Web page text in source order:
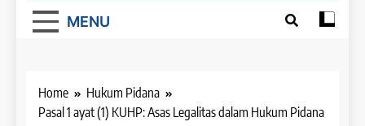
MENU
Home
Hukum Pidana
Pasal 1 ayat (1) KUHP: Asas Legalitas dalam Hukum Pidana